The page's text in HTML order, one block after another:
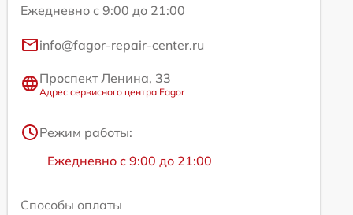
Ежедневно с 9:00 до 21:00
info@fagor-repair-center.ru
Проспект Ленина, 33
Адрес сервисного центра Fagor
Режим работы:
Ежедневно с 9:00 до 21:00
Способы оплаты